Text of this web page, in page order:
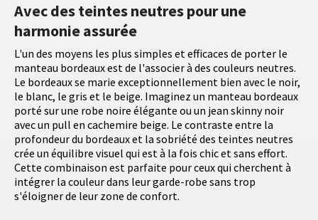
Avec des teintes neutres pour une
harmonie assurée
L'un des moyens les plus simples et efficaces de porter le
manteau bordeaux est de l'associer à des couleurs neutres.
Le bordeaux se marie exceptionnellement bien avec le noir,
le blanc, le gris et le beige. Imaginez un manteau bordeaux
porté sur une robe noire élégante ou un jean skinny noir
avec un pull en cachemire beige. Le contraste entre la
profondeur du bordeaux et la sobriété des teintes neutres
crée un équilibre visuel qui est à la fois chic et sans effort.
Cette combinaison est parfaite pour ceux qui cherchent à
intégrer la couleur dans leur garde-robe sans trop
s'éloigner de leur zone de confort.